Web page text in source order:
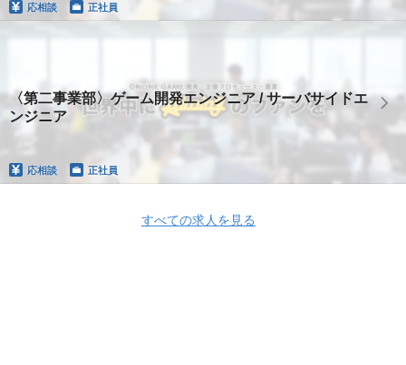
応相談 正社員
〈第二事業部〉ゲーム開発エンジニア / サーバサイドエ
ンジニア
応相談 正社員
すべての求人を見る